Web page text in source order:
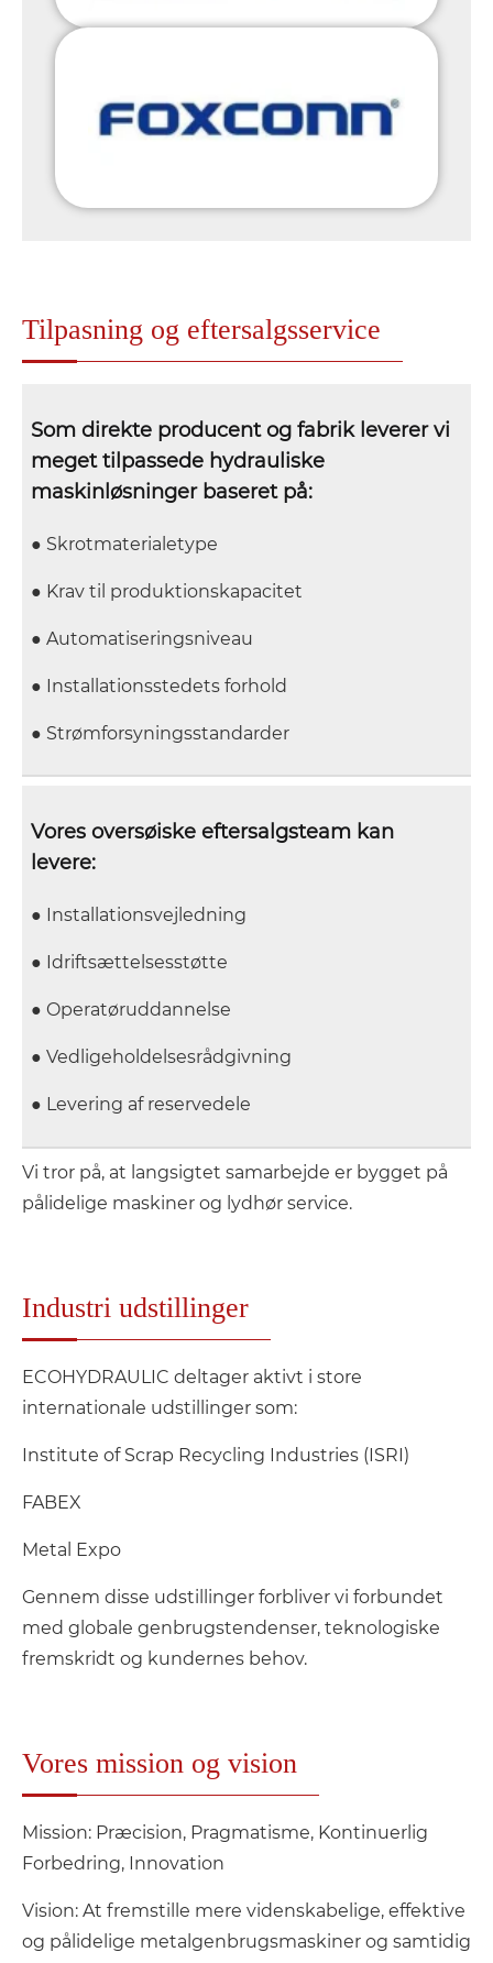
Tilpasning og eftersalgsservice
Som direkte producent og fabrik leverer vi
meget tilpassede hydrauliske
maskinløsninger baseret på:
● Skrotmaterialetype
● Krav til produktionskapacitet
● Automatiseringsniveau
● Installationsstedets forhold
● Strømforsyningsstandarder
Vores oversøiske eftersalgsteam kan
levere:
● Installationsvejledning
● Idriftsættelsesstøtte
● Operatøruddannelse
● Vedligeholdelsesrådgivning
● Levering af reservedele
Vi tror på, at langsigtet samarbejde er bygget på
pålidelige maskiner og lydhør service.
Industri udstillinger
ECOHYDRAULIC deltager aktivt i store
internationale udstillinger som:
Institute of Scrap Recycling Industries (ISRI)
FABEX
Metal Expo
Gennem disse udstillinger forbliver vi forbundet
med globale genbrugstendenser, teknologiske
fremskridt og kundernes behov.
Vores mission og vision
Mission: Præcision, Pragmatisme, Kontinuerlig
Forbedring, Innovation
Vision: At fremstille mere videnskabelige, effektive
og pålidelige metalgenbrugsmaskiner og samtidig